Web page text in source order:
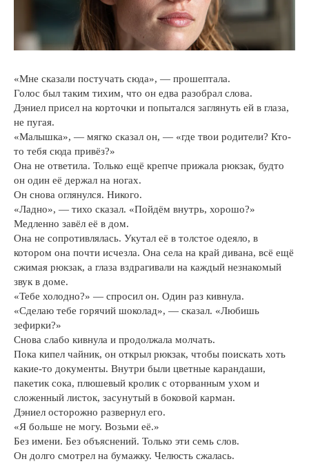
«Мне сказали постучать сюда», — прошептала.
Голос был таким тихим, что он едва разобрал слова.
Дэниел присел на корточки и попытался заглянуть ей в глаза,
не пугая.
«Малышка», — мягко сказал он, — «где твои родители? Кто-
то тебя сюда привёз?»
Она не ответила. Только ещё крепче прижала рюкзак, будто
он один её держал на ногах.
Он снова оглянулся. Никого.
«Ладно», — тихо сказал. «Пойдём внутрь, хорошо?»
Медленно завёл её в дом.
Она не сопротивлялась. Укутал её в толстое одеяло, в
котором она почти исчезла. Она села на край дивана, всё ещё
сжимая рюкзак, а глаза вздрагивали на каждый незнакомый
звук в доме.
«Тебе холодно?» — спросил он. Один раз кивнула.
«Сделаю тебе горячий шоколад», — сказал. «Любишь
зефирки?»
Снова слабо кивнула и продолжала молчать.
Пока кипел чайник, он открыл рюкзак, чтобы поискать хоть
какие-то документы. Внутри были цветные карандаши,
пакетик сока, плюшевый кролик с оторванным ухом и
сложенный листок, засунутый в боковой карман.
Дэниел осторожно развернул его.
«Я больше не могу. Возьми её.»
Без имени. Без объяснений. Только эти семь слов.
Он долго смотрел на бумажку. Челюсть сжалась.